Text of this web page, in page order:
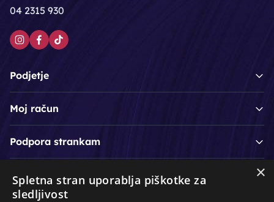
04 2315 930
Podjetje
Moj račun
Podpora strankam
Lasje & nega las Roke & nohti /
×
Spletna stran uporablja piškotke za
sledljivost